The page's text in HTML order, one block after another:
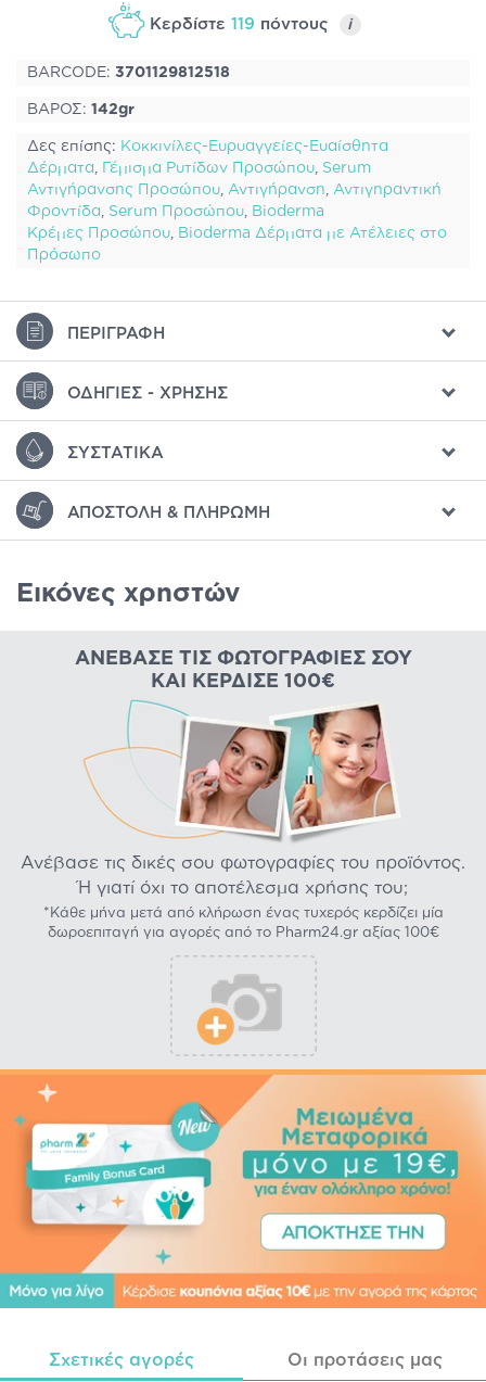
Κερδίστε 119 πόντους i
BARCODE: 3701129812518
ΒΑΡΟΣ: 142gr
Δες επίσης: Κοκκινίλες-Ευρυαγγείες-Ευαίσθητα
Δέρματα, Γέμισμα Ρυτίδων Προσώπου, Serum
Αντιγήρανσης Προσώπου, Αντιγήρανση, Αντιγηραντική
Φροντίδα, Serum Προσώπου, Bioderma
Κρέμες Προσώπου, Bioderma Δέρματα με Ατέλειες στο
Πρόσωπο
ΠΕΡΙΓΡΑΦΉ
ΟΔΗΓΊΕΣ - ΧΡΉΣΗΣ
ΣΥΣΤΑΤΙΚΆ
ΑΠΟΣΤΟΛΉ & ΠΛΗΡΩΜΉ
Εικόνες χρηστών
ΑΝΈΒΑΣΕ ΤΙΣ ΦΩΤΟΓΡΑΦΊΕΣ ΣΟΥ
ΚΑΙ ΚΈΡΔΙΣΕ 100€
Ανέβασε τις δικές σου φωτογραφίες του προϊόντος.
Ή γιατί όχι το αποτέλεσμα χρήσης του;
*Κάθε μήνα μετά από κλήρωση ένας τυχερός κερδίζει μία
δωροεπιταγή για αγορές από το Pharm24.gr αξίας 100€
Σχετικές αγορές Οι προτάσεις μας